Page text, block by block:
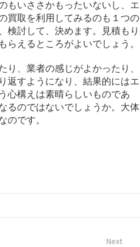
もいささかもったいないし、エ
買取を利用してみるのも１つの
検討して、決めます。見積もり
えるところがよいでしょう。
、業者の感じがよかったり、
返すようになり、結果的にはエ
心構えは素晴らしいものであ
るのではないでしょうか。大体
です。
Next